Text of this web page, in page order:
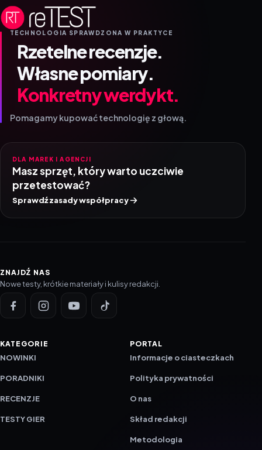
TECHNOLOGIA SPRAWDZONA W PRAKTYCE
Rzetelne recenzje.
Własne pomiary.
Konkretny werdykt.
Pomagamy kupować technologię z głową.
DLA MAREK I AGENCJI
Masz sprzęt, który warto uczciwie
przetestować?
Sprawdź zasady współpracy
ZNAJDŹ NAS
Nowe testy, krótkie materiały i kulisy redakcji.
KATEGORIE
NOWINKI
PORADNIKI
RECENZJE
TESTY GIER
PORTAL
Informacje o ciasteczkach
Polityka prywatności
O nas
Skład redakcji
Metodologia